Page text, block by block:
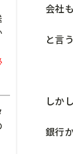
会社
と言
しか
銀行